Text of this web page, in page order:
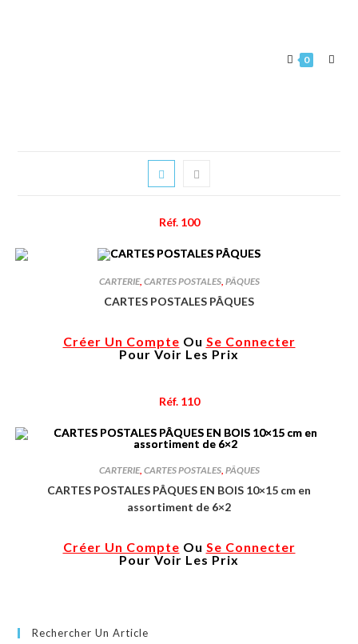
0
Réf. 100
CARTERIE, CARTES POSTALES, PÂQUES
CARTES POSTALES PÂQUES
Créer Un Compte Ou Se Connecter
Pour Voir Les Prix
Réf. 110
CARTERIE, CARTES POSTALES, PÂQUES
CARTES POSTALES PÂQUES EN BOIS 10×15 cm en
assortiment de 6×2
Créer Un Compte Ou Se Connecter
Pour Voir Les Prix
Rechercher Un Article